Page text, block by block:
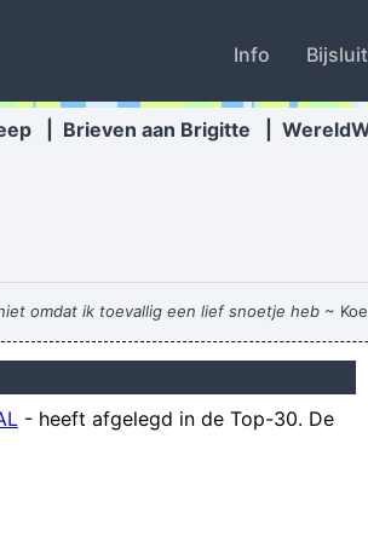
Info
Brieven aan Brigitte
omdat ik toevallig een lief snoetje heb ~
t es nie omdat ge in oiltert de klokken
er een rally-auto te hert ree, er vannacht
paniek
A, de directeur van de Busan Dental Clinic,
- heeft afgelegd in de Top-30. De